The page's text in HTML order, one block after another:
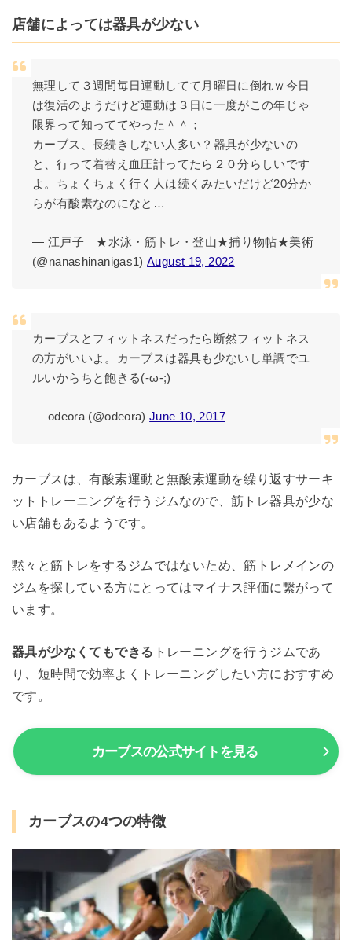
店舗によっては器具が少ない
無理して３週間毎日運動してて月曜日に倒れｗ今日
は復活のようだけど運動は３日に一度がこの年じゃ
限界って知っててやった＾＾；
カーブス、長続きしない人多い？器具が少ないの
と、行って着替え血圧計ってたら２０分らしいです
よ。ちょくちょく行く人は続くみたいだけど20分か
らが有酸素なのになと…
— 江戸子 ★水泳・筋トレ・登山★捕り物帖★美術
(@nanashinanigas1)August 19, 2022
カーブスとフィットネスだったら断然フィットネス
の方がいいよ。カーブスは器具も少ないし単調でユ
ルいからちと飽きる(-ω-;)
— odeora (@odeora)June 10, 2017
カーブスは、有酸素運動と無酸素運動を繰り返すサーキ
ットトレーニングを行うジムなので、筋トレ器具が少な
い店舗もあるようです。
黙々と筋トレをするジムではないため、筋トレメインの
ジムを探している方にとってはマイナス評価に繋がって
います。
器具が少なくてもできる トレーニングを行うジムであ
り、短時間で効率よくトレーニングしたい方におすすめ
です。
カーブスの公式サイトを見る
カーブスの4つの特徴